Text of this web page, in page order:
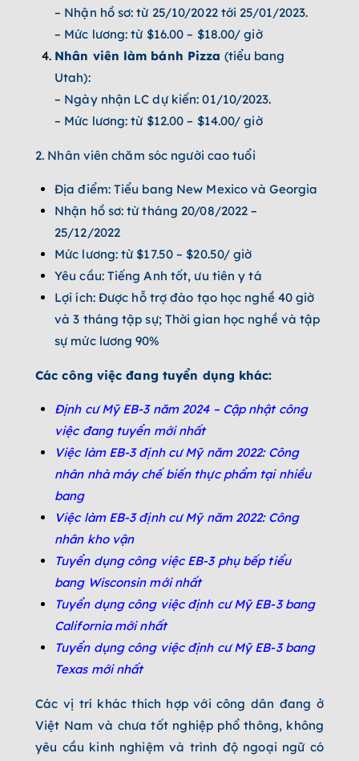
– Nhận hồ sơ: từ 25/10/2022 tới 25/01/2023.
– Mức lương: từ $16.00 – $18.00/ giờ
Nhân viên làm bánh Pizza (tiểu bang
Utah):
– Ngày nhận LC dự kiến: 01/10/2023.
– Mức lương: từ $12.00 – $14.00/ giờ
2. Nhân viên chăm sóc người cao tuổi
Địa điểm: Tiểu bang New Mexico và Georgia
Nhận hồ sơ: từ tháng 20/08/2022 –
25/12/2022
Mức lương: từ $17.50 – $20.50/ giờ
Yêu cầu: Tiếng Anh tốt, ưu tiên y tá
Lợi ích: Được hỗ trợ đào tạo học nghề 40 giờ
và 3 tháng tập sự; Thời gian học nghề và tập
sự mức lương 90%
Các công việc đang tuyển dụng khác:
Định cư Mỹ EB-3 năm 2024 – Cập nhật công
việc đang tuyển mới nhất
Việc làm EB-3 định cư Mỹ năm 2022: Công
nhân nhà máy chế biến thực phẩm tại nhiều
bang
Việc làm EB-3 định cư Mỹ năm 2022: Công
nhân kho vận
Tuyển dụng công việc EB-3 phụ bếp tiểu
bang Wisconsin mới nhất
Tuyển dụng công việc định cư Mỹ EB-3 bang
California mới nhất
Tuyển dụng công việc định cư Mỹ EB-3 bang
Texas mới nhất
Các vị trí khác thích hợp với công dân đang ở
Việt Nam và chưa tốt nghiệp phổ thông, không
yêu cầu kinh nghiệm và trình độ ngoại ngữ có